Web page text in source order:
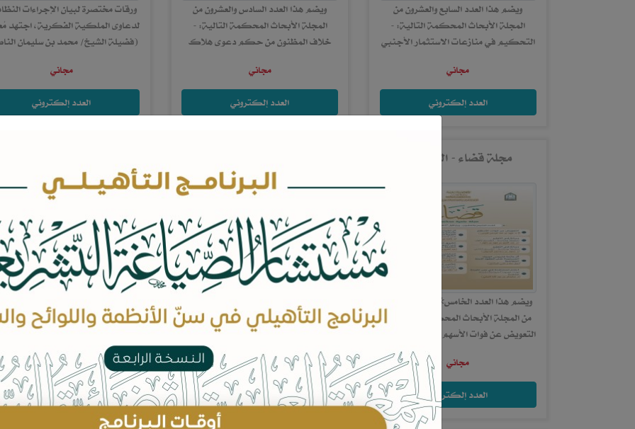
ويضم هذا العدد السابع والعشرون من
المجلة الأبحاث المحكمة التالية: -
التحكيم في منازعات الاستثمار الأجنبي
مجاني
العدد إلكتروني
ويضم هذا العدد السادس والعشرون من
المجلة الأبحاث المحكمة التالية: -
خلاف المظنون من حكم دعوى هلاك
بن عبد...
مجاني
العدد إلكتروني
ورقات مختصرة لبيان الإجراءات
لدعاوى الملكية الفكرية، اجتهد
(فضيلة الشيخ/ محمد بن سليمان
مجاني
العدد إلكتروني
مجلة قضاء - العدد 25
من المجلة الأبحاث المحكمة التالية: -
بن عبدالرحمن اليحيى. - ر...
مجاني
العدد إلكتروني
الأبحاث المحكمة التالية: - مراجعات
فقهية في نظرية الالتزام، د. عبدالعزيز
مجاني
العدد إلكتروني
المجلة الأبحاث المحكمة
&nbsp; - الشك في الطلاق: صوره
وأحكامه وآثاره الاجتماعية -
مجاني
العدد إلكتروني